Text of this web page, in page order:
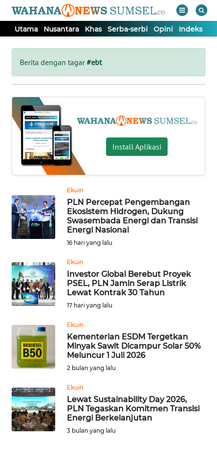
Utama Nusantara Khas Serba-serbi Opini Indeks
Berita dengan tagar#ebt
Install Aplikasi
Ekuin
PLN Percepat Pengembangan
Ekosistem Hidrogen, Dukung
Swasembada Energi dan Transisi
Energi Nasional
16 hari yang lalu
Ekuin
Investor Global Berebut Proyek
PSEL, PLN Jamin Serap Listrik
Lewat Kontrak 30 Tahun
17 hari yang lalu
Ekuin
Kementerian ESDM Tergetkan
Minyak Sawit Dicampur Solar 50%
Meluncur 1 Juli 2026
2 bulan yang lalu
Ekuin
Lewat Sustainability Day 2026,
PLN Tegaskan Komitmen Transisi
Energi Berkelanjutan
3 bulan yang lalu
Tutup
UTAMA
NUSANTARA
KHAS
SERBA-
SERBI
OPINI
Informasi
BERITA
KONTAK
KAMI
INFO
IKLAN
TENTANG
KAMI
PEDOMAN
MEDIA
SIBER